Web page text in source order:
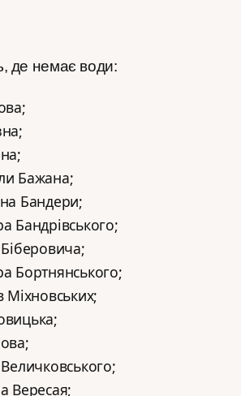
де немає води:
Бажана;
Бандери;
Бандрівського;
Бортнянського;
Міхновських;
Вересая;